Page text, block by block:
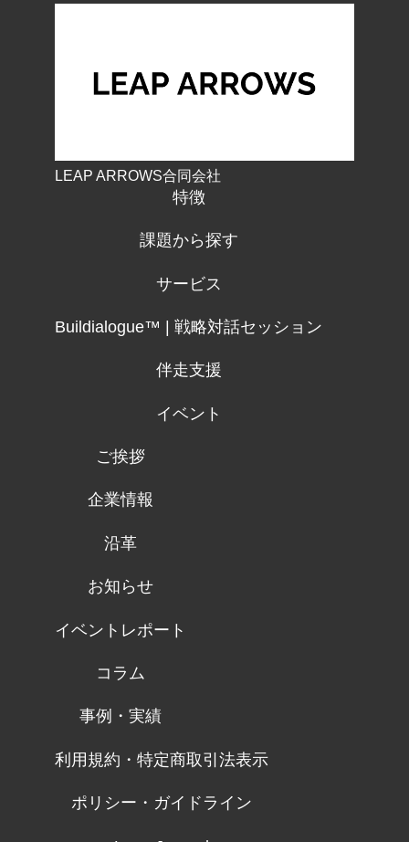
LEAP ARROWS合同会社
特徴
課題から探す
サービス
Buildialogue™ | 戦略対話セッション
伴走支援
イベント
ご挨拶
企業情報
沿革
お知らせ
イベントレポート
コラム
事例・実績
利用規約・特定商取引法表示
ポリシー・ガイドライン